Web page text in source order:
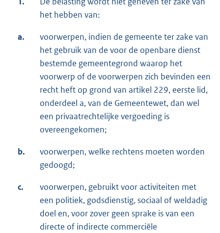
het hebben van:
a.
voorwerpen, indien de gemeente ter zake van
het gebruik van de voor de openbare dienst
bestemde gemeentegrond waarop het
voorwerp of de voorwerpen zich bevinden een
recht heft op grond van artikel 229, eerste lid,
onderdeel a, van de Gemeentewet, dan wel
een privaatrechtelijke vergoeding is
overeengekomen;
b.
voorwerpen, welke rechtens moeten worden
gedoogd;
c.
voorwerpen, gebruikt voor activiteiten met
een politiek, godsdienstig, sociaal of weldadig
doel en, voor zover geen sprake is van een
directe of indirecte commerciële